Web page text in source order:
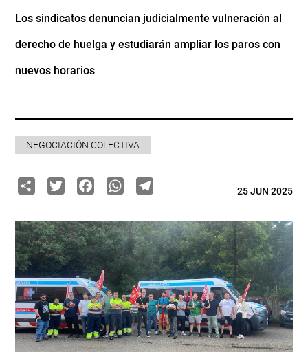
Los sindicatos denuncian judicialmente vulneración al
derecho de huelga y estudiarán ampliar los paros con
nuevos horarios
NEGOCIACIÓN COLECTIVA
ShareTwitterFacebook
WhatsApp
Telegram25 JUN 2025